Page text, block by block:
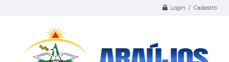
Login / Cadastro